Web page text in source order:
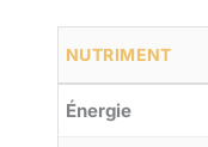
NUTRIMENT
Énergie